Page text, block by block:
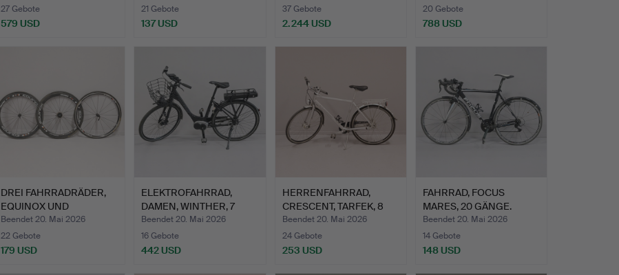
27 Gebote
579 USD
21 Gebote
137 USD
37 Gebote
2.244 USD
20 Gebote
788 USD
DREI FAHRRADRÄDER,
EQUINOX UND
SHIMANO.
Beendet 20. Mai 2026
22 Gebote
179 USD
ELEKTROFAHRRAD,
DAMEN, WINTHER, 7
GÄNGE.
Beendet 20. Mai 2026
16 Gebote
442 USD
HERRENFAHRRAD,
CRESCENT, TARFEK, 8
GÄNGE.
Beendet 20. Mai 2026
24 Gebote
253 USD
FAHRRAD, FOCUS
MARES, 20 GÄNGE.
Beendet 20. Mai 2026
14 Gebote
148 USD